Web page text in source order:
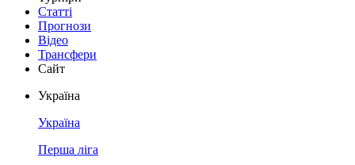
Статті
Прогнози
Відео
Трансфери
Сайт
Україна
Україна
Перша ліга